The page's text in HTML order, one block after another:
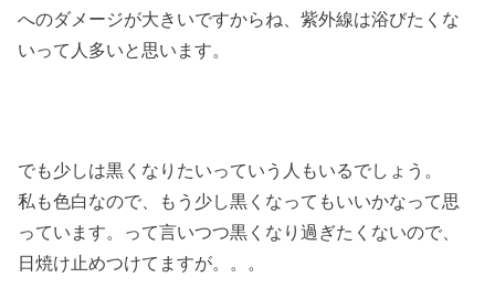
へのダメージが大きいですからね、紫外線は浴びたくな
いって人多いと思います。
でも少しは黒くなりたいっていう人もいるでしょう。
私も色白なので、もう少し黒くなってもいいかなって思
っています。って言いつつ黒くなり過ぎたくないので、
日焼け止めつけてますが。。。